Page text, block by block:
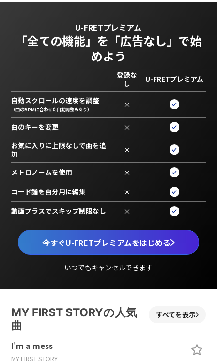
U-FRETプレミアム
「全ての機能」を 「広告なし」で始
めよう
今すぐU-FRETプレミアムをはじめる
いつでもキャンセルできます
登録な
し
U-FRETプレミアム
自動スクロールの速度を調整
（曲のBPMに合わせた自動調整もあり） ×
曲のキーを変更 ×
お気に入りに上限なしで曲を追
加
×
メトロノームを使用 ×
コード譜を自分用に編集 ×
動画プラスでスキップ制限なし ×
MY FIRST STORYの人気
曲
すべてを表示
I'm a mess
MY FIRST STORY